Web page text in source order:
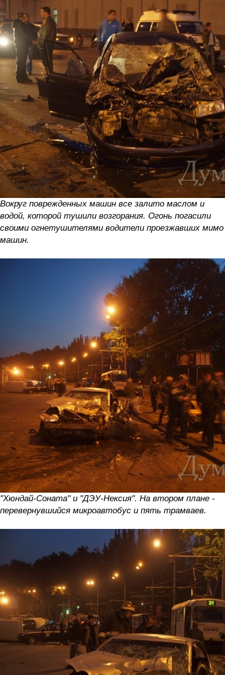
Вокруг поврежденных машин все залито маслом и
водой, которой тушили возгорания. Огонь погасили
своими огнетушителями водители проезжавших мимо
машин.
"Хюндай-Соната" и "ДЭУ-Нексия". На втором плане -
перевернувшийся микроавтобус и пять трамваев.